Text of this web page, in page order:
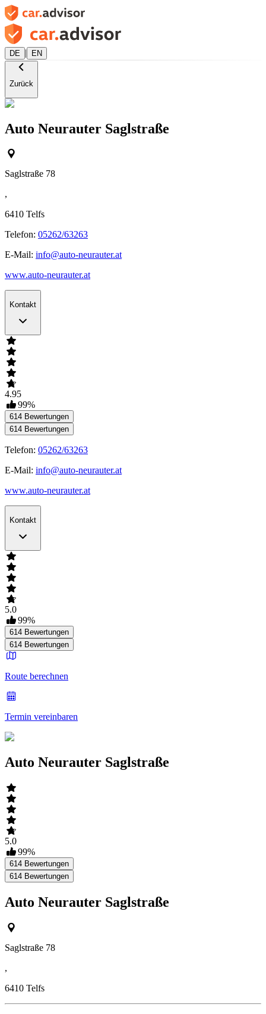
DE | EN
Zurück
Auto Neurauter Saglstraße
Saglstraße 78
,
6410 Telfs
Telefon: 05262/63263
E-Mail: info@auto-neurauter.at
www.auto-neurauter.at
Kontakt
4.95
99%
614 Bewertungen
614 Bewertungen
Telefon: 05262/63263
E-Mail: info@auto-neurauter.at
www.auto-neurauter.at
Kontakt
5.0
99%
614 Bewertungen
614 Bewertungen
Route berechnen
Termin vereinbaren
Auto Neurauter Saglstraße
5.0
99%
614 Bewertungen
614 Bewertungen
Auto Neurauter Saglstraße
Saglstraße 78
,
6410 Telfs